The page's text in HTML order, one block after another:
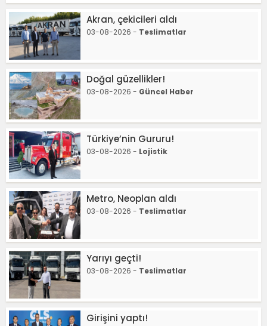
Akran, çekicileri aldı
03-08-2026 - Teslimatlar
Doğal güzellikler!
03-08-2026 - Güncel Haber
Türkiye’nin Gururu!
03-08-2026 - Lojistik
Metro, Neoplan aldı
03-08-2026 - Teslimatlar
Yarıyı geçti!
03-08-2026 - Teslimatlar
Girişini yaptı!